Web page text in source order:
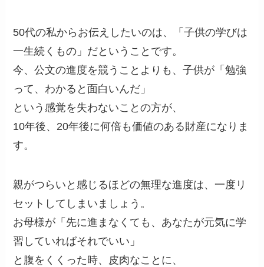
50代の私からお伝えしたいのは、「子供の学びは
一生続くもの」だということです。
今、公文の進度を競うことよりも、子供が「勉強
って、わかると面白いんだ」
という感覚を失わないことの方が、
10年後、20年後に何倍も価値のある財産になりま
す。
親がつらいと感じるほどの無理な進度は、一度リ
セットしてしまいましょう。
お母様が「先に進まなくても、あなたが元気に学
習していればそれでいい」
と腹をくくった時、皮肉なことに、